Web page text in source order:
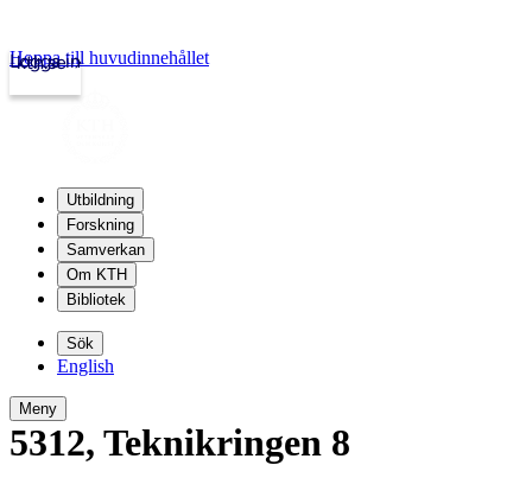
kth.se
Logga in
Hoppa till huvudinnehållet
Utbildning
Forskning
Samverkan
Om KTH
Bibliotek
Sök
English
Meny
5312, Teknikringen 8